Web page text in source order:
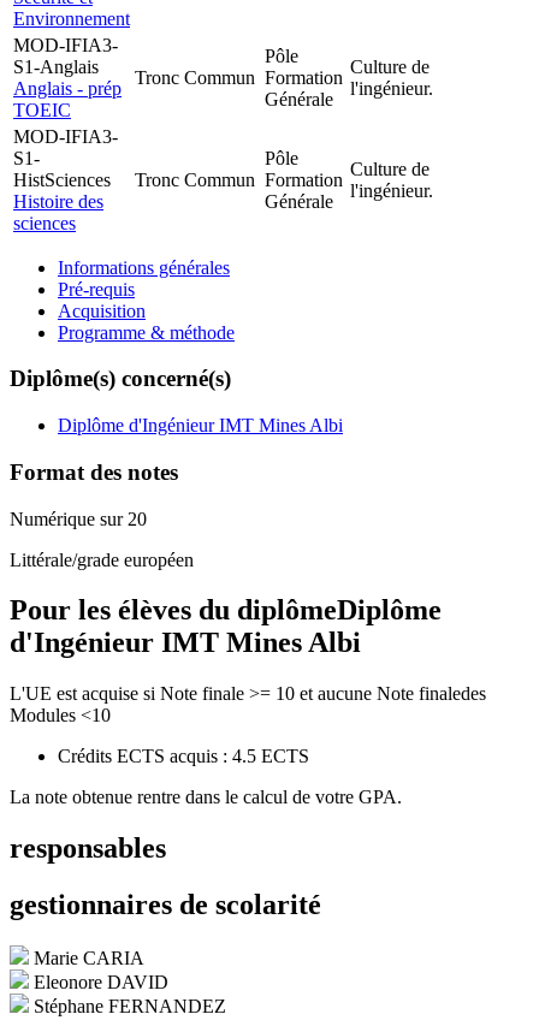
Environnement
MOD-IFIA3-
S1-Anglais
Anglais - prép
TOEIC
Tronc Commun
Pôle
Formation
Générale
Culture de
l'ingénieur.
MOD-IFIA3-
S1-
HistSciences
Histoire des
sciences
Tronc Commun
Pôle
Formation
Générale
Culture de
l'ingénieur.
Informations générales
Pré-requis
Acquisition
Programme & méthode
Diplôme(s) concerné(s)
Diplôme d'Ingénieur IMT Mines Albi
Format des notes
Numérique sur 20
Littérale/grade européen
Pour les élèves du diplômeDiplôme
d'Ingénieur IMT Mines Albi
L'UE est acquise si Note finale >= 10 et aucune Note finaledes
Modules <10
Crédits ECTS acquis : 4.5 ECTS
La note obtenue rentre dans le calcul de votre GPA.
responsables
gestionnaires de scolarité
Marie CARIA
Eleonore DAVID
Stéphane FERNANDEZ